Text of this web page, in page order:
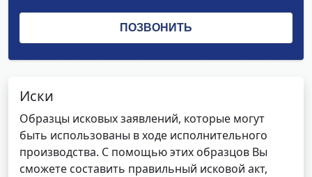
Иски
Образцы исковых заявлений, которые могут
быть использованы в ходе исполнительного
производства. С помощью этих образцов Вы
сможете составить правильный исковой акт,